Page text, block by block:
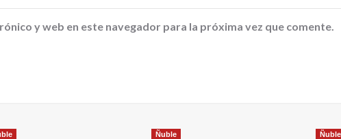
y web en este navegador para la próxima vez que comente.
Ñuble Ñuble